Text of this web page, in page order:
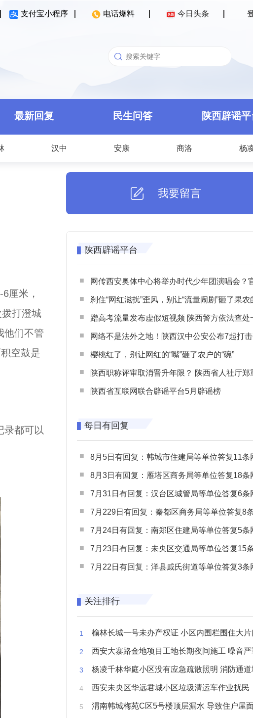
支付宝小程序 电话爆料 今日头条
最新回复 民生问答 陕西辟谣
汉中 安康 商洛 杨
厘米，
打澄城
他们不管
空鼓是
录都可以
我要留言
陕西辟谣平台
网传西安奥体中心将举办时代少年团演唱会？官方回应：纯
刹住“网红滋扰”歪风，别让“流量闹剧”砸了果农
蹭高考流量发布虚假短视频 陕西警方依法查处一起涉高考网络
网络不是法外之地！陕西汉中公安公布7起打击整治网谣网暴典型
樱桃红了，别让网红的“嘴”砸了农户的“碗”
陕西职称评审取消晋升年限？ 陕西省人社厅郑重声明 谨防职称评审不实言
陕西省互联网联合辟谣平台5月辟谣榜
每日有回复
8月5日有回复：韩城市住建局等单位答复11条网民
8月3日有回复：雁塔区商务局等单位答复18条网民
7月31日有回复：汉台区城管局等单位答复6条网民
7月229日有回复：秦都区商务局等单位答复8条网民
7月24日有回复：南郑区住建局等单位答复5条网民
7月23日有回复：未央区交通局等单位答复15条网民
7月22日有回复：洋县戚氏街道等单位答复3条网民
关注排行
榆林长城一号未办产权证 小区内围栏围住大片闲置
西安大寨路金地项目工地长期夜间施工 噪音严重
杨凌千林华庭小区没有应急疏散照明 消防通
西安未央区华远君城小区垃圾清运车作业扰民
渭南韩城梅苑C区5号楼顶层漏水 导致住户屋面被